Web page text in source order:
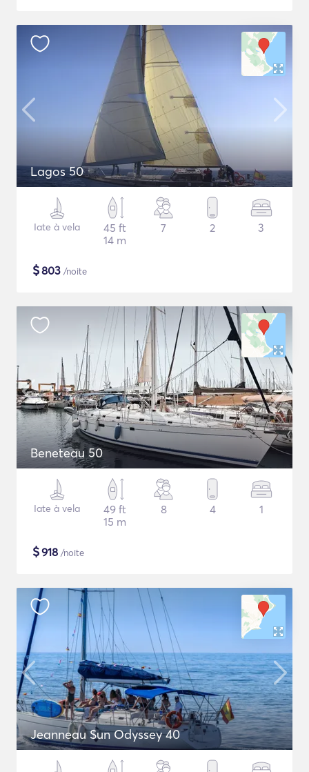
Lagos 50
Iate à vela
45 ft
14 m
7 2 3
$803 /noite
Beneteau 50
Iate à vela
49 ft
15 m
8 4 1
$918 /noite
Jeanneau Sun Odyssey 40